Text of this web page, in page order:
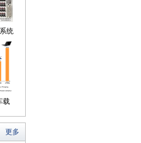
统
线
载
面
更多